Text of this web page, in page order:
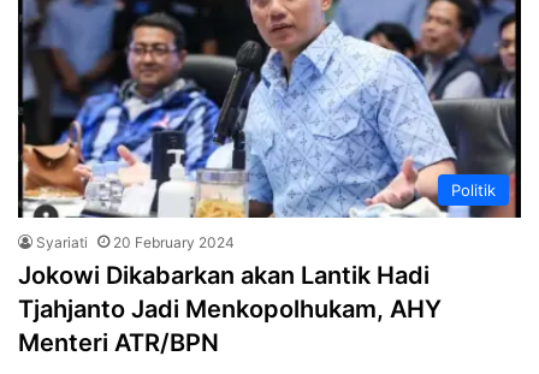
Politik
Syariati 20 February 2024
Jokowi Dikabarkan akan Lantik Hadi
Tjahjanto Jadi Menkopolhukam, AHY
Menteri ATR/BPN